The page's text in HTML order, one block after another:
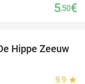
5,50€
33%
Hippe Zeeuw
9.9 star